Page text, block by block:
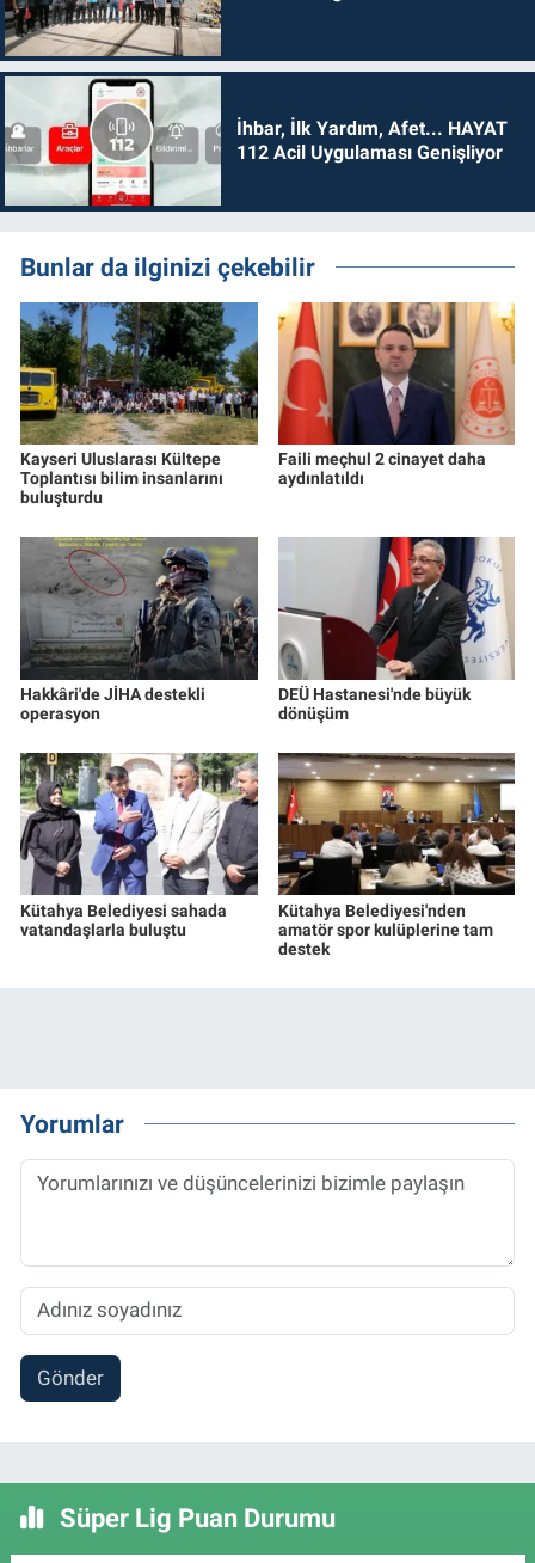
İhbar, İlk Yardım, Afet... HAYAT
112 Acil Uygulaması Genişliyor
Bunlar da ilginizi çekebilir
Kayseri Uluslarası Kültepe
Toplantısı bilim insanlarını
buluşturdu
Faili meçhul 2 cinayet daha
aydınlatıldı
Hakkâri'de JİHA destekli
operasyon
DEÜ Hastanesi'nde büyük
dönüşüm
Kütahya Belediyesi sahada
vatandaşlarla buluştu
Kütahya Belediyesi'nden
amatör spor kulüplerine tam
destek
Yorumlar
Gönder
Süper Lig Puan Durumu